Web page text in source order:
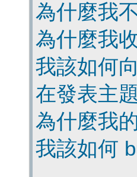
為什麼我
為什麼我
我該如何
在發表主
為什麼我
我該如何